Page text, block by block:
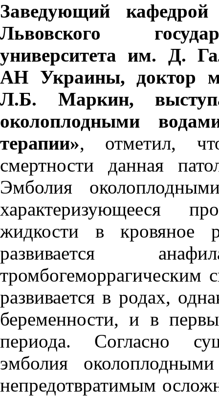
Заведующий
Львовского
университета им. Д.
АН Украины, доктор
Л.Б.
Маркин,
околоплодными
терапии», отметил,
смертности данная
Эмболия
характеризующееся
жидкости в кровяное
развивается
тромбогеморрагическим
развивается в родах,
беременности, и в
периода. Согласно
эмболия
непредотвратимым